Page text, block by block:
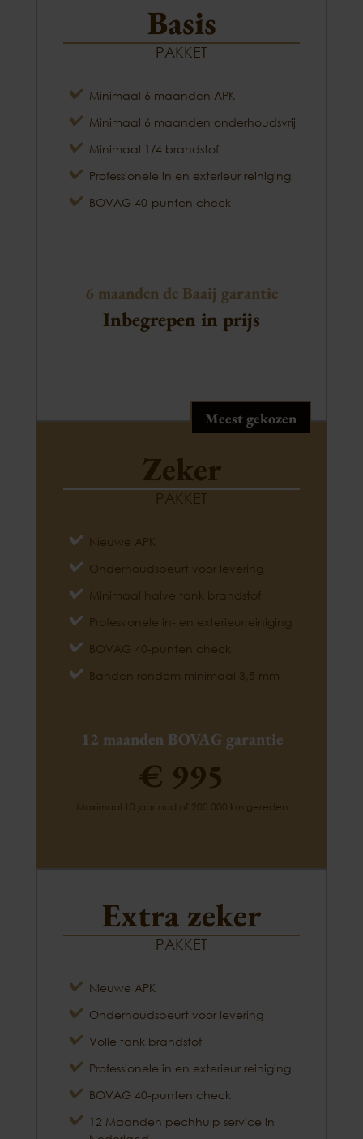
Basis
PAKKET
Minimaal 6 maanden APK
Minimaal 6 maanden onderhoudsvrij
Minimaal 1/4 brandstof
Professionele in en exterieur reiniging
BOVAG 40-punten check
6 maanden de Baaij garantie
Inbegrepen in prijs
Meest gekozen
Zeker
PAKKET
Nieuwe APK
Onderhoudsbeurt voor levering
Minimaal halve tank brandstof
Professionele in- en exterieurreiniging
BOVAG 40-punten check
Banden rondom minimaal 3,5 mm
12 maanden BOVAG garantie
€ 995
Maximaal 10 jaar oud of 200.000 km gereden
Extra zeker
PAKKET
Nieuwe APK
Onderhoudsbeurt voor levering
Volle tank brandstof
Professionele in en exterieur reiniging
BOVAG 40-punten check
12 Maanden pechhulp service in